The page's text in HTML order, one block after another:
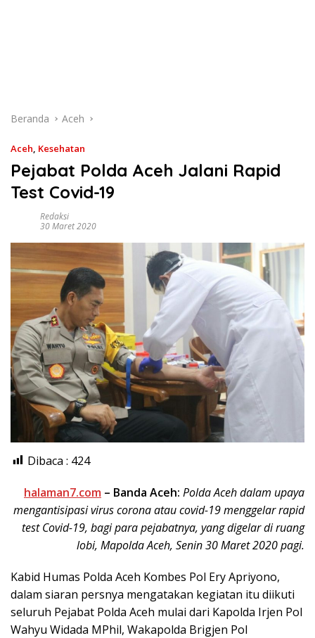
Beranda Aceh
Aceh, Kesehatan
Pejabat Polda Aceh Jalani Rapid
Test Covid-19
Redaksi
30 Maret 2020
Dibaca : 424
halaman7.com – Banda Aceh: Polda Aceh dalam upaya
mengantisipasi virus corona atau covid-19 menggelar rapid
test Covid-19, bagi para pejabatnya, yang digelar di ruang
lobi, Mapolda Aceh, Senin 30 Maret 2020 pagi.
Kabid Humas Polda Aceh Kombes Pol Ery Apriyono,
dalam siaran persnya mengatakan kegiatan itu diikuti
seluruh Pejabat Polda Aceh mulai dari Kapolda Irjen Pol
Wahyu Widada MPhil, Wakapolda Brigjen Pol